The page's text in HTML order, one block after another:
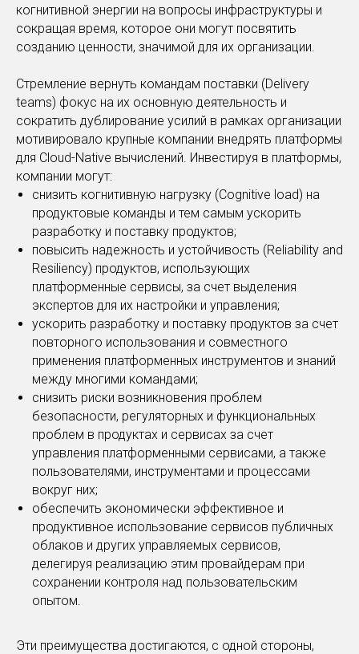
когнитивной энергии на вопросы инфраструктуры и
сокращая время, которое они могут посвятить
созданию ценности, значимой для их организации.
Стремление вернуть командам поставки (Delivery
teams) фокус на их основную деятельность и
сократить дублирование усилий в рамках организации
мотивировало крупные компании внедрять платформы
для Cloud-Native вычислений. Инвестируя в платформы,
компании могут:
снизить когнитивную нагрузку (Cognitive load) на
продуктовые команды и тем самым ускорить
разработку и поставку продуктов;
повысить надежность и устойчивость (Reliability and
Resiliency) продуктов, использующих
платформенные сервисы, за счет выделения
экспертов для их настройки и управления;
ускорить разработку и поставку продуктов за счет
повторного использования и совместного
применения платформенных инструментов и знаний
между многими командами;
снизить риски возникновения проблем
безопасности, регуляторных и функциональных
проблем в продуктах и сервисах за счет
управления платформенными сервисами, а также
пользователями, инструментами и процессами
вокруг них;
обеспечить экономически эффективное и
продуктивное использование сервисов публичных
облаков и других управляемых сервисов,
делегируя реализацию этим провайдерам при
сохранении контроля над пользовательским
опытом.
Эти преимущества достигаются, с одной стороны,